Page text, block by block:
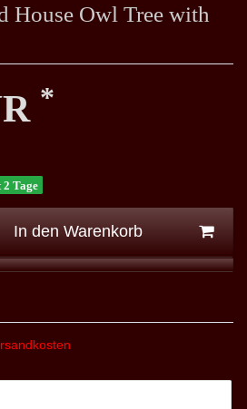
House Owl Tree with
*
Tage
In den Warenkorb